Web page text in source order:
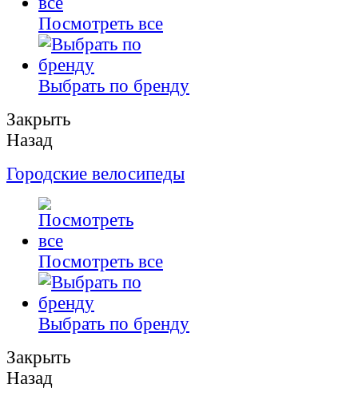
Посмотреть все
Выбрать по бренду
Закрыть
Назад
Городские велосипеды
Посмотреть все
Выбрать по бренду
Закрыть
Назад